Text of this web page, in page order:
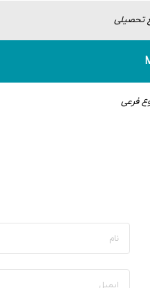
تحصیلی
فرعی